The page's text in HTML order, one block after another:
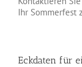
Ihr Sommerfest
Eckdaten für